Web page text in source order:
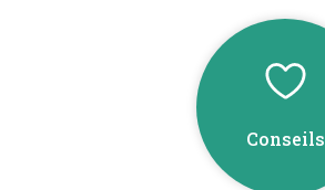
Conseils